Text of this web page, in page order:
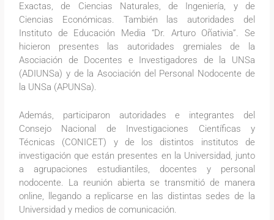
Exactas, de Ciencias Naturales, de Ingeniería, y de
Ciencias Económicas. También las autoridades del
Instituto de Educación Media “Dr. Arturo Oñativia”. Se
hicieron presentes las autoridades gremiales de la
Asociación de Docentes e Investigadores de la UNSa
(ADIUNSa) y de la Asociación del Personal Nodocente de
la UNSa (APUNSa).
Además, participaron autoridades e integrantes del
Consejo Nacional de Investigaciones Científicas y
Técnicas (CONICET) y de los distintos institutos de
investigación que están presentes en la Universidad, junto
a agrupaciones estudiantiles, docentes y personal
nodocente. La reunión abierta se transmitió de manera
online, llegando a replicarse en las distintas sedes de la
Universidad y medios de comunicación.